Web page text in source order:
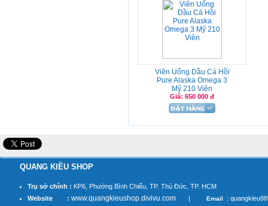
Viên Uống Dầu Cá Hồi
Pure Alaska Omega 3
Mỹ 210 Viên
Giá: 650 000 đ
QUANG KIỀU SHOP
Trụ sở chính : KP6, Phường Bình Chiểu, TP. Thủ Đức, TP. HCM
Website : www.quangkieushop.divivu.com | Email :